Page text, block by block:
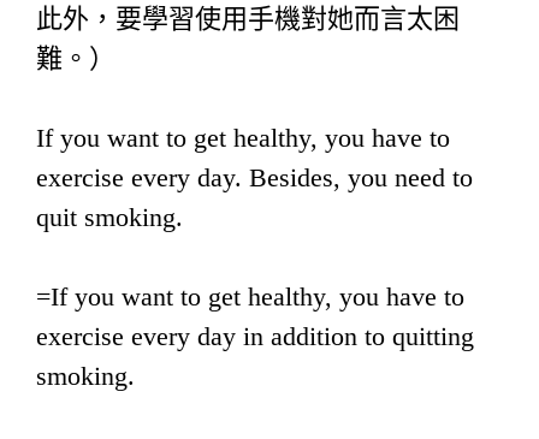
此外，要學習使用手機對她而言太困
難。）
If you want to get healthy, you have to
exercise every day. Besides, you need to
quit smoking.
=If you want to get healthy, you have to
exercise every day in addition to quitting
smoking.